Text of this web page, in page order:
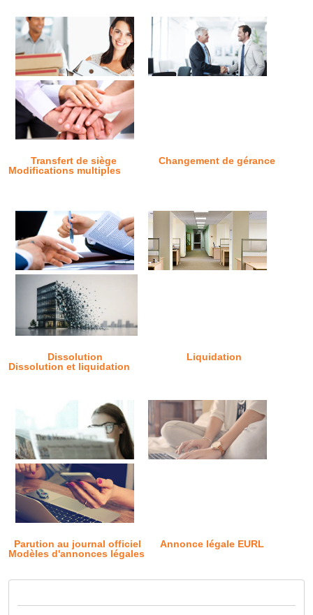
Transfert de siège
Changement de gérance
Modifications multiples
Dissolution
Liquidation
Dissolution et liquidation
Parution au journal officiel
Annonce légale EURL
Modèles d'annonces légales